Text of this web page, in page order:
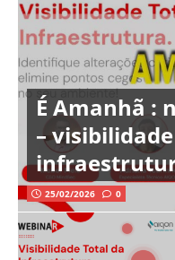
É Amanhã :
–
25/02/2026 0